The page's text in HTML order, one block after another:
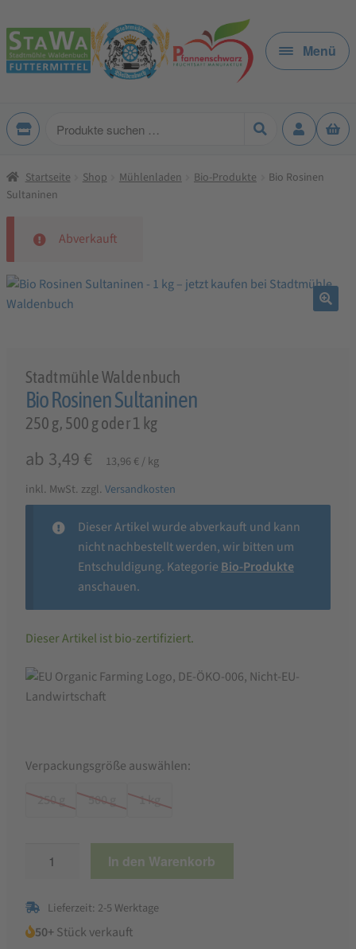
Zur
Navigation
springen
Zum
Inhalt
springen
Menü
Produkte
Startseite Shop Mühlenladen Bio-Produkte
Bio Rosinen
Sultaninen
Abverkauft
Stadtmühle Waldenbuch
Bio Rosinen Sultaninen
250 g, 500 g oder 1 kg
ab 3,49 € 13,96 €/kg
inkl. MwSt. zzgl. Versandkosten
Dieser Artikel wurde abverkauft und kann
nicht nachbestellt werden, wir bitten um
Entschuldigung. KategorieBio-Produkte
anschauen.
Dieser Artikel ist bio-zertifiziert.
Verpackungsgröße auswählen:
250 g
500 g 1 kg
Rosinen
Menge
In den Warenkorb
Lieferzeit: 2-5 Werktage
50+Stück verkauft